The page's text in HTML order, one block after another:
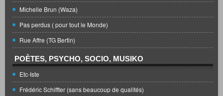
Michelle Brun (Waza)
Pas perdus ( pour tout le Monde)
Rue Affre (TG Bertin)
POÈTES, PSYCHO, SOCIO, MUSIKO
Etc-Iste
Frédéric Schiffter (sans beaucoup de qualités)